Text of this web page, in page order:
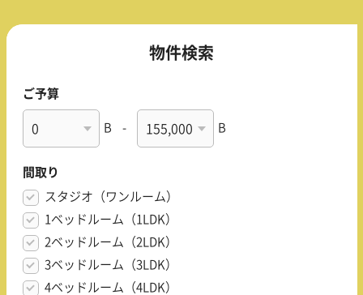
物件検索
ご予算
B - B
間取り
スタジオ（ワンルーム）
1ベッドルーム（1LDK）
2ベッドルーム（2LDK）
3ベッドルーム（3LDK）
4ベッドルーム（4LDK）